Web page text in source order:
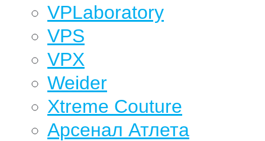
VPLaboratory
VPS
VPX
Weider
Xtreme Couture
Арсенал Атлета